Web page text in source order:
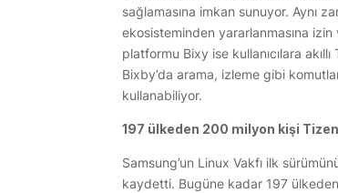
sağlamasına imkan sunuyor. Aynı
ekosisteminden yararlanmasına izin
platformu Bixy ise kullanıcılara
Bixby’da arama, izleme gibi
kullanabiliyor.
197 ülkeden 200 milyon kişi
Samsung’un Linux Vakfı ilk
kaydetti. Bugüne kadar 197